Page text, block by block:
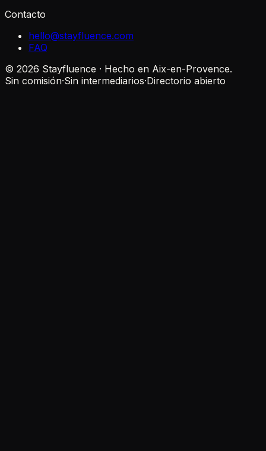
Contacto
hello@stayfluence.com
FAQ
© 2026 Stayfluence · Hecho en Aix-en-Provence.
Sin comisión·Sin intermediarios·Directorio abierto